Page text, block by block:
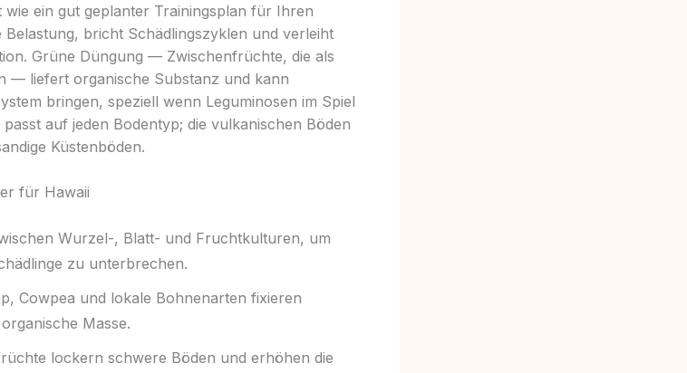
wie ein gut geplanter Trainingsplan für Ihren
Belastung, bricht Schädlingszyklen und verleiht
Grüne Düngung — Zwischenfrüchte, die als
— liefert organische Substanz und kann
bringen, speziell wenn Leguminosen im Spiel
auf jeden Bodentyp; die vulkanischen Böden
Küstenböden.
für Hawaii
Wurzel-, Blatt- und Fruchtkulturen, um
zu unterbrechen.
Cowpea und lokale Bohnenarten fixieren
Masse.
lockern schwere Böden und erhöhen die